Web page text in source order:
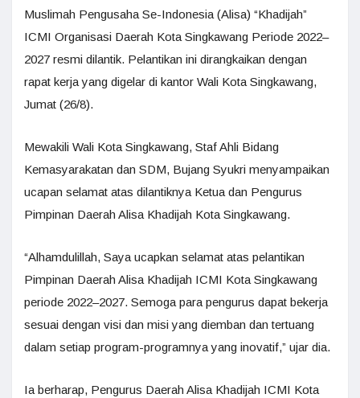
Muslimah Pengusaha Se-Indonesia (Alisa) “Khadijah”
ICMI Organisasi Daerah Kota Singkawang Periode 2022–
2027 resmi dilantik. Pelantikan ini dirangkaikan dengan
rapat kerja yang digelar di kantor Wali Kota Singkawang,
Jumat (26/8).
Mewakili Wali Kota Singkawang, Staf Ahli Bidang
Kemasyarakatan dan SDM, Bujang Syukri menyampaikan
ucapan selamat atas dilantiknya Ketua dan Pengurus
Pimpinan Daerah Alisa Khadijah Kota Singkawang.
“Alhamdulillah, Saya ucapkan selamat atas pelantikan
Pimpinan Daerah Alisa Khadijah ICMI Kota Singkawang
periode 2022–2027. Semoga para pengurus dapat bekerja
sesuai dengan visi dan misi yang diemban dan tertuang
dalam setiap program-programnya yang inovatif,” ujar dia.
Ia berharap, Pengurus Daerah Alisa Khadijah ICMI Kota